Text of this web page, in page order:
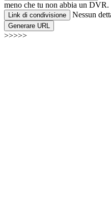
meno che tu non abbia un DVR.
Link di condivisione Nessun
Generare URL
>>>>>